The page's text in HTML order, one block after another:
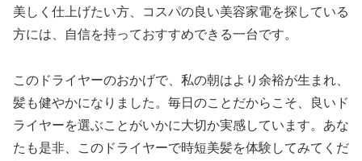
美しく仕上げたい方、コスパの良い美容家電を探している
方には、自信を持っておすすめできる一台です。
このドライヤーのおかげで、私の朝はより余裕が生まれ、
髪も健やかになりました。毎日のことだからこそ、良いド
ライヤーを選ぶことがいかに大切か実感しています。あな
たも是非、このドライヤーで時短美髪を体験してみてくだ